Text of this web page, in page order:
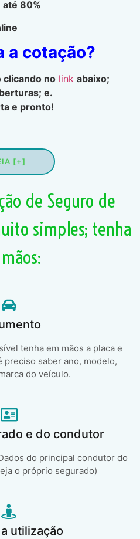
até 80%
a cotação?
clicando no link abaixo;
e.
e pronto!
[+]
de Seguro de
simples; tenha
tenha em mãos a placa e
preciso saber ano, modelo,
do veículo.
e do condutor
do principal condutor do
o próprio segurado)
utilização